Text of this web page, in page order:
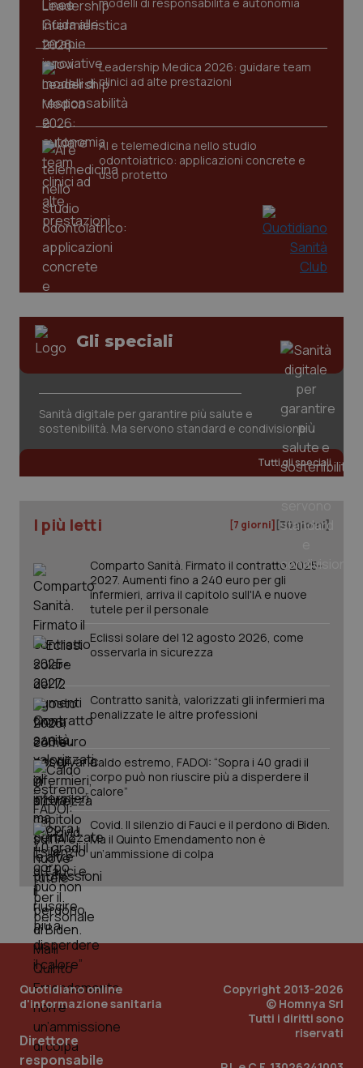
Leadership Medica 2026: guidare team
clinici ad alte prestazioni
AI e telemedicina nello studio
odontoiatrico: applicazioni concrete e
uso protetto
Gli speciali
Sanità digitale per garantire più salute e
sostenibilità. Ma servono standard e condivisione
Tutti gli speciali
I più letti [7 giorni] [30 giorni]
Comparto Sanità. Firmato il contratto 2025-
2027. Aumenti fino a 240 euro per gli
infermieri, arriva il capitolo sull'IA e nuove
tutele per il personale
Eclissi solare del 12 agosto 2026, come
osservarla in sicurezza
Contratto sanità, valorizzati gli infermieri ma
penalizzate le altre professioni
Caldo estremo, FADOI: “Sopra i 40 gradi il
corpo può non riuscire più a disperdere il
calore”
Covid. Il silenzio di Fauci e il perdono di Biden.
Ma il Quinto Emendamento non è
un’ammissione di colpa
Quotidiano online
d'informazione sanitaria
Direttore
responsabile
Copyright 2013-2026
© Homnya Srl
Tutti i diritti sono
riservati
tracking-sites-ironfish-
tracking-enable
www.quotidianosanita.it
tracking-sites-ironfish-
session-id
_ga
mese